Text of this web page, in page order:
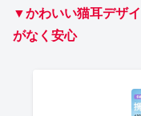
▼かわいい猫耳デザ
がなく安心